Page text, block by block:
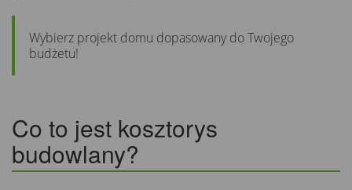
Wybierz projekt domu dopasowany do Twojego
budżetu!
Co to jest kosztorys
budowlany?